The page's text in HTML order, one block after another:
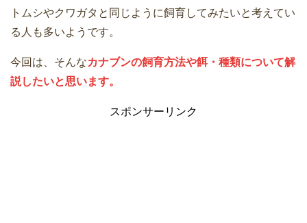
トムシやクワガタと同じように飼育してみたいと考えてい
る人も多いようです。
今回は、そんなカナブンの飼育方法や餌・種類について解
説したいと思います。
スポンサーリンク